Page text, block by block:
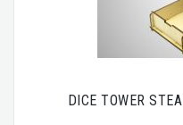
DICE TOWER